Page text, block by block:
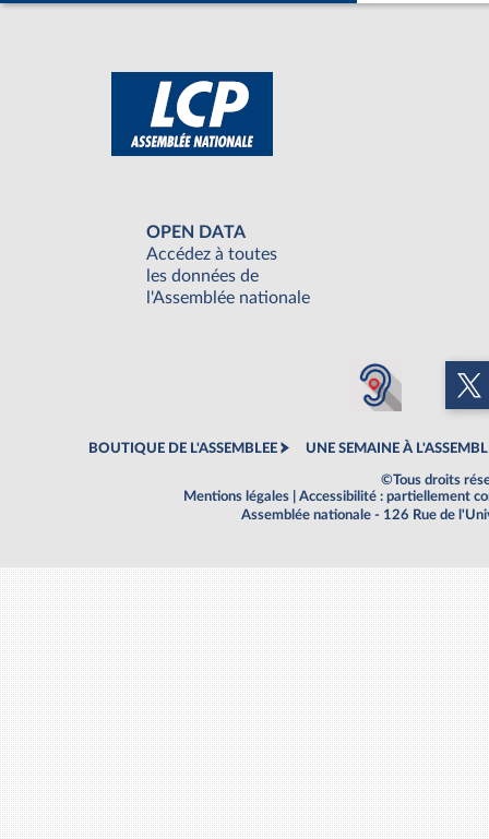
OPEN DATA
Accédez à toutes
les données de
l'Assemblée nationale
BOUTIQUE DE L'ASSEMBLEE UNE SEMAINE À
©Tous droits
Mentions légales
Accessibilité : partiellement
Assemblée nationale - 126 Rue de